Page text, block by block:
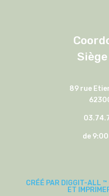
89 rue
de
CRÉÉ PAR DIGGIT-ALL ™
ET